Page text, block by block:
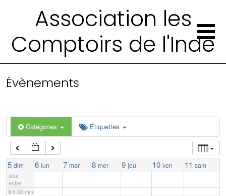
Association les
Comptoirs de l'Inde
Évènements
Catégories Étiquettes
5 dim 6 lun 7 mar 8 mer 9 jeu 10 ven 11 sam
Jour
entier
3 h 00 min
6 h 00 min
7 h 00 min
8 h 00 min